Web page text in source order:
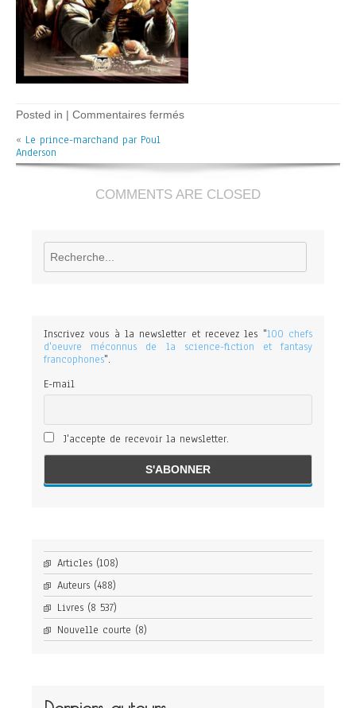
Posted in | Commentaires ferméssur
–
Anderson
« Le prince-marchand par Poul
Anderson
COMMENTS ARE CLOSED
Rechercher
Inscrivez vous à la newsletter et recevez les "100 chefs
d'oeuvre méconnus de la science-fiction et fantasy
francophones".
E-mail
J'accepte de recevoir la newsletter.
Articles (108)
Auteurs (488)
Livres (8 537)
Nouvelle courte (8)